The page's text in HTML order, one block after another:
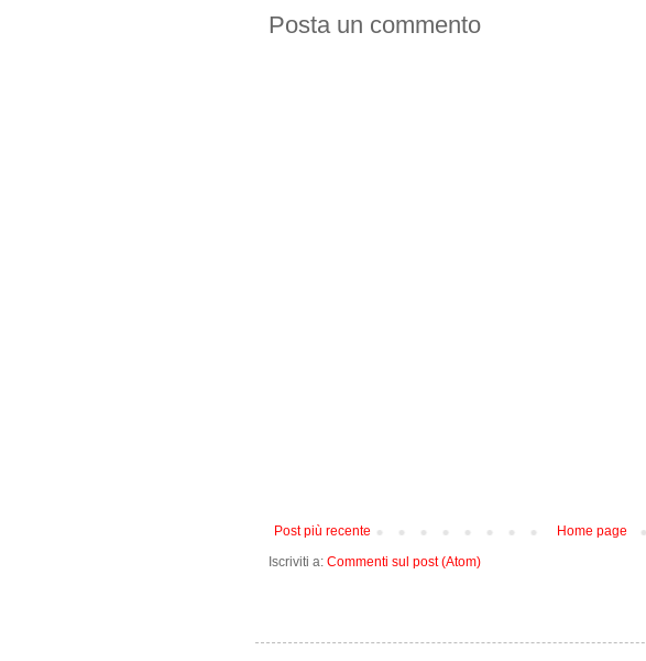
Posta un commento
Post più recente
Home page
Iscriviti a: Commenti sul post (Atom)